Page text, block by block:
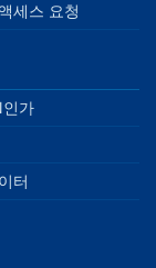
세스 요청
가
터